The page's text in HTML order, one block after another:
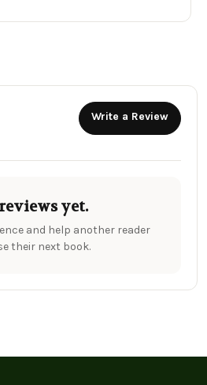
Write a Review
yet.
and help another reader
their next book.